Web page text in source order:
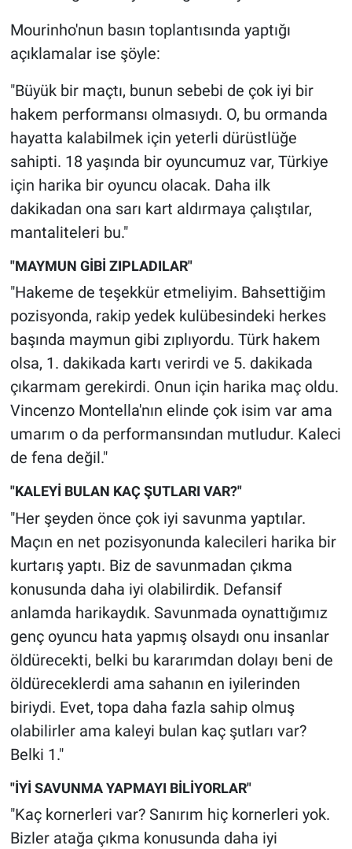
Mourinho'nun basın toplantısında yaptığı
açıklamalar ise şöyle:
"Büyük bir maçtı, bunun sebebi de çok iyi bir
hakem performansı olmasıydı. O, bu ormanda
hayatta kalabilmek için yeterli dürüstlüğe
sahipti. 18 yaşında bir oyuncumuz var, Türkiye
için harika bir oyuncu olacak. Daha ilk
dakikadan ona sarı kart aldırmaya çalıştılar,
mantaliteleri bu."
"MAYMUN GİBİ ZIPLADILAR"
"Hakeme de teşekkür etmeliyim. Bahsettiğim
pozisyonda, rakip yedek kulübesindeki herkes
başında maymun gibi zıplıyordu. Türk hakem
olsa, 1. dakikada kartı verirdi ve 5. dakikada
çıkarmam gerekirdi. Onun için harika maç oldu.
Vincenzo Montella'nın elinde çok isim var ama
umarım o da performansından mutludur. Kaleci
de fena değil."
"KALEYİ BULAN KAÇ ŞUTLARI VAR?"
"Her şeyden önce çok iyi savunma yaptılar.
Maçın en net pozisyonunda kalecileri harika bir
kurtarış yaptı. Biz de savunmadan çıkma
konusunda daha iyi olabilirdik. Defansif
anlamda harikaydık. Savunmada oynattığımız
genç oyuncu hata yapmış olsaydı onu insanlar
öldürecekti, belki bu kararımdan dolayı beni de
öldüreceklerdi ama sahanın en iyilerinden
biriydi. Evet, topa daha fazla sahip olmuş
olabilirler ama kaleyi bulan kaç şutları var?
Belki 1."
"İYİ SAVUNMA YAPMAYI BİLİYORLAR"
"Kaç kornerleri var? Sanırım hiç kornerleri yok.
Bizler atağa çıkma konusunda daha iyi